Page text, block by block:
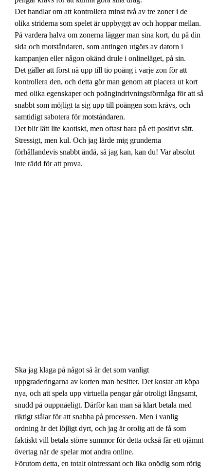
Det handlar om att kontrollera minst två av tre zoner i de
olika striderna som spelet är uppbyggt av och hoppar mellan.
På vardera halva om zonerna lägger man sina kort, du på din
sida och motståndaren, som antingen utgörs av datorn i
kampanjen eller någon okänd drule i onlineläget, på sin.
Det gäller att först nå upp till tio poäng i varje zon för att
kontrollera den, och detta gör man genom att placera ut kort
med olika egenskaper och poängindrivningsförmåga för att så
snabbt som möjligt ta sig upp till poängen som krävs, och
samtidigt sabotera för motståndaren.
Det blir lätt lite kaotiskt, men oftast bara på ett positivt sätt.
Stressigt, men kul. Och jag lärde mig grunderna
förhållandevis snabbt ändå, så jag kan, kan du! Var absolut
inte rädd för att prova.
Ska jag klaga på något så är det som vanligt
uppgraderingarna av korten man besitter. Det kostar att köpa
nya, och att spela upp virtuella pengar går otroligt långsamt,
snudd på ouppnåeligt. Därför kan man så klart betala med
riktigt stålar för att snabba på processen. Men i vanlig
ordning är det löjligt dyrt, och jag är orolig att de få som
faktiskt vill betala större summor för detta också får ett ojämnt
övertag när de spelar mot andra online.
Förutom detta, en totalt ointressant och lika onödig som rörig